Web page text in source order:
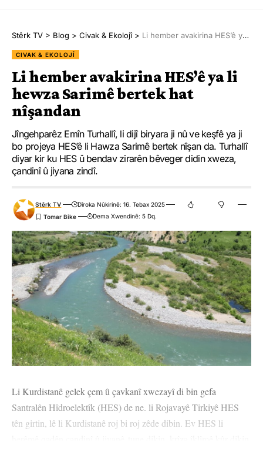
Stêrk TV > Blog > Civak & Ekolojî> Li hember avakirina HES’ê ya li hewza Sarimê bertek hat nîşandan
CIVAK & EKOLOJÎ
Li hember avakirina HES’ê ya li
hewza Sarimê bertek hat
nîşandan
Jîngehparêz Emîn Turhallî, li dijî biryara ji nû ve keşfê ya ji
bo projeya HES’ê li Hawza Sarimê bertek nîşan da. Turhallî
diyar kir ku HES û bendav zirarên bêveger didin xweza,
çandinî û jiyana zindî.
Stêrk TV
Dîroka Nûkirinê: 16. Tebax 2025
Dema Xwendinê: 5 Dq.
Li Kurdistanê gelek çem û çavkanî xwezayî di bin gefa
Santralên Hîdroelektîk (HES) de ne. li Rojavayê Tirkiyê HES
tên girtin, lê li Kurdistanê roj bi roj zêde dibin. Ev HES li